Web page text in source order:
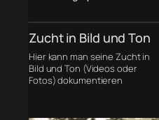
Zucht in Bild und Ton
Hier kann man seine Zucht in
Bild und Ton (Videos oder
Fotos) dokumentieren